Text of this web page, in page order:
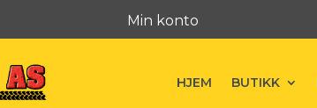
Min konto
HJEM BUTIKK